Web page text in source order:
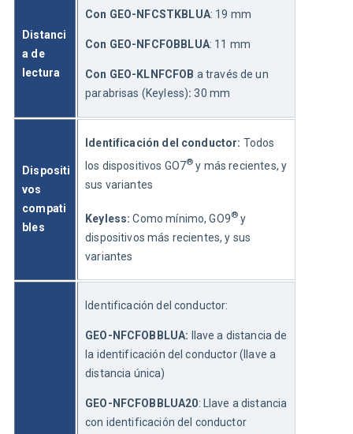
Distanci
a de
lectura
Con GEO-NFCSTKBLUA: 19 mm
Con GEO-NFCFOBBLUA: 11 mm
Con GEO-KLNFCFOB a través de un
parabrisas (Keyless): 30 mm
Dispositi
vos
compati
bles
Identificación del conductor: Todos
los dispositivos GO7® y más recientes, y
sus variantes
Keyless: Como mínimo, GO9® y
dispositivos más recientes, y sus
variantes
Identificación del conductor:
GEO-NFCFOBBLUA: llave a distancia de
la identificación del conductor (llave a
distancia única)
GEO-NFCFOBBLUA20: Llave a distancia
con identificación del conductor